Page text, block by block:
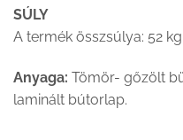
SÚLY
A termék összsúlya: 52
Anyaga: Tömör- gőzölt
laminált bútorlap.